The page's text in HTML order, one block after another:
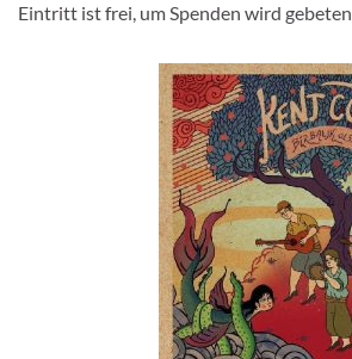
Eintritt ist frei, um Spenden wird gebeten